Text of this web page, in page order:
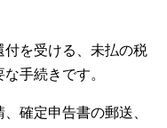
を受ける、未払の税
手続きです。
確定申告書の郵送、